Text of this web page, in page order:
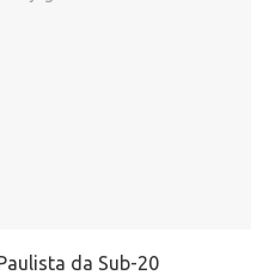
da Sub-20